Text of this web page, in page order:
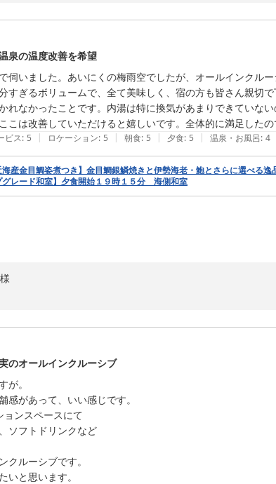
洋の眺望をはじめ、ご夕食では伊勢海老や鮑のお造り、鮑
を、大変うれしく拝読いたしました。
揃えにつきましても貴重なご意見をありがとうございます。
今後の参考とさせていただき、よりお食事をお楽しみいただ
族皆様に心地よいひとときをお過ごしいただける宿を目指
よりお待ちしております。
泉の温度改善を希望
伺いました。あいにくの梅雨空でしたが、オールインクル
すぎるボリュームで、全て美味しく、宿の方も皆さん親切
れなかったことです。内湯は特に換気があまりできていな
こは改善していただけると嬉しいです。全体的に満足したの
ビス: 5 | ロケーション: 5 | 朝食: 5 | 夕食: 5 | 温泉・お風呂: 4
海産金目鯛姿煮つき】金目鯛銀鱗焼きと伊勢海老・鮑とさらに選べる逸
グレード和室】夕食開始１９時１５分 海側和室
けたご様子を伺い、大変うれしく拝読いたしました。
温や浴場内の環境につきましては、ご期待に添えず申し訳ご
を参考に、より快適にご利用いただけるよう、温泉の管理や
とのお言葉を励みに、これからも皆様に心地よいひとときを
ならびに貴重なご感想をお寄せいただき、誠にありがとうご
荘
のオールインクルーシブ
が。
感があって、いい感じです。
ンスペースにて
ソフトドリンクなど
クルーシブです。
いと思います。